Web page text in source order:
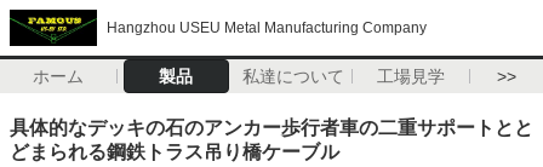
Hangzhou USEU Metal Manufacturing Company
ホーム 製品 私達について 工場見学 >>
具体的なデッキの石のアンカー歩行者車の二重サポートとと
どまられる鋼鉄トラス吊り橋ケーブル